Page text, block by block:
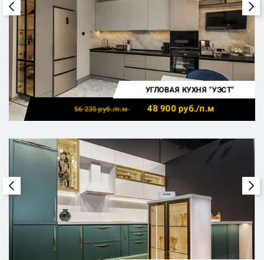
УГЛОВАЯ КУХНЯ "УЭСТ"
56 235руб./п.м 48 900руб./п.м